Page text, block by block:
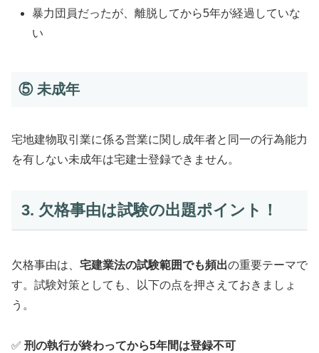
暴力団員だったが、離脱してから5年が経過していな
い
⑤ 未成年
宅地建物取引業に係る営業に関し成年者と同一の行為能力
を有しない未成年は宅建士登録できません。
3. 欠格事由は試験の出題ポイント！
欠格事由は、 宅建業法の試験範囲でも頻出の重要テーマで
す。試験対策としても、以下の点を押さえておきましょ
う。
✅ 刑の執行が終わってから5年間は登録不可